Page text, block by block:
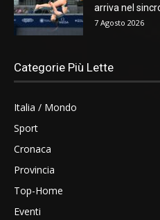
arriva nel
7 Agosto 2026
Categorie Più Lette
Italia / Mondo
Sport
Cronaca
Provincia
Top-Home
Eventi